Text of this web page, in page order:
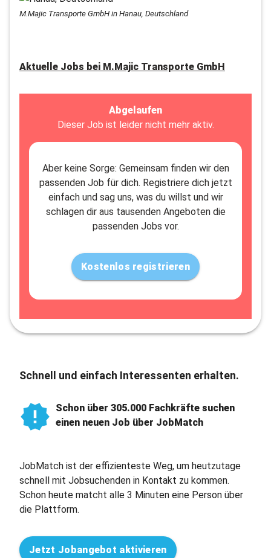
M.Majic Transporte GmbH in Hanau, Deutschland
Aktuelle Jobs bei M.Majic Transporte GmbH
Abgelaufen
Dieser Job ist leider nicht mehr aktiv.
Aber keine Sorge: Gemeinsam finden wir den
passenden Job für dich. Registriere dich jetzt
einfach und sag uns, was du willst und wir
schlagen dir aus tausenden Angeboten die
passenden Jobs vor.
Kostenlos registrieren
Schnell und einfach Interessenten erhalten.
Schon über 305.000 Fachkräfte suchen
einen neuen Job über JobMatch
JobMatch ist der effizienteste Weg, um heutzutage
schnell mit Jobsuchenden in Kontakt zu kommen.
Schon heute matcht alle 3 Minuten eine Person über
die Plattform.
Jetzt Jobangebot aktivieren